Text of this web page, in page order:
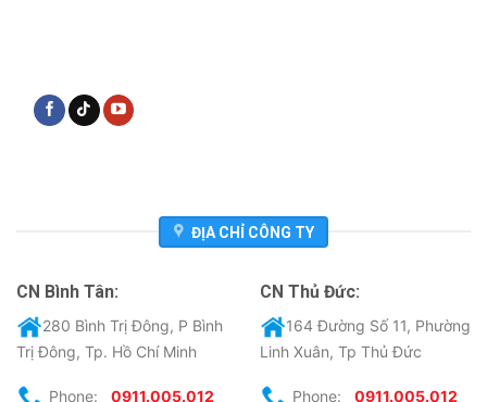
ĐỊA CHỈ CÔNG TY
CN Bình Tân:
280 Bình Trị Đông, P Bình
Trị Đông, Tp. Hồ Chí Minh
Phone: 0911.005.012
CN Thủ Đức:
164 Đường Số 11, Phường
Linh Xuân, Tp Thủ Đức
Phone: 0911.005.012